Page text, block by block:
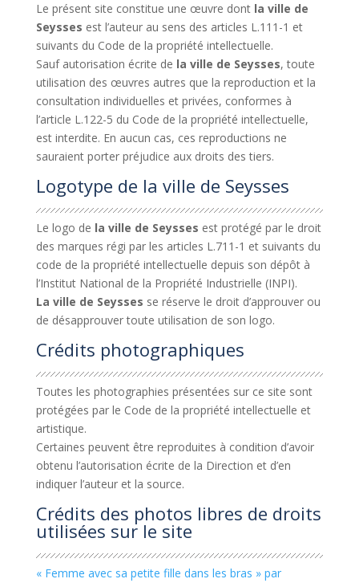
Le présent site constitue une œuvre dont la ville de
Seysses est l’auteur au sens des articles L.111-1 et
suivants du Code de la propriété intellectuelle.
Sauf autorisation écrite de la ville de Seysses, toute
utilisation des œuvres autres que la reproduction et la
consultation individuelles et privées, conformes à
l’article L.122-5 du Code de la propriété intellectuelle,
est interdite. En aucun cas, ces reproductions ne
sauraient porter préjudice aux droits des tiers.
Logotype de la ville de Seysses
Le logo de la ville de Seysses est protégé par le droit
des marques régi par les articles L.711-1 et suivants du
code de la propriété intellectuelle depuis son dépôt à
l’Institut National de la Propriété Industrielle (INPI).
La ville de Seysses se réserve le droit d’approuver ou
de désapprouver toute utilisation de son logo.
Crédits photographiques
Toutes les photographies présentées sur ce site sont
protégées par le Code de la propriété intellectuelle et
artistique.
Certaines peuvent être reproduites à condition d’avoir
obtenu l’autorisation écrite de la Direction et d’en
indiquer l’auteur et la source.
Crédits des photos libres de droits
utilisées sur le site
« Femme avec sa petite fille dans les bras » par